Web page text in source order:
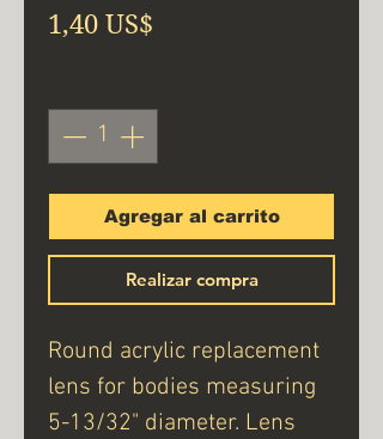
1,40 US$
Agregar al carrito
Realizar compra
Round acrylic replacement
lens for bodies measuring
5-13/32" diameter. Lens